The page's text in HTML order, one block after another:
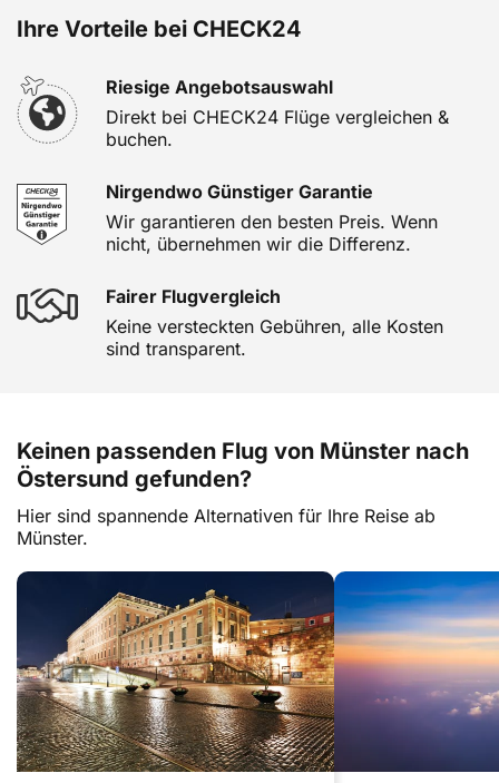
Ihre Vorteile bei CHECK24
Riesige Angebotsauswahl
Direkt bei CHECK24 Flüge vergleichen &
buchen.
Nirgendwo Günstiger Garantie
Wir garantieren den besten Preis. Wenn
nicht, übernehmen wir die Differenz.
Fairer Flugvergleich
Keine versteckten Gebühren, alle Kosten
sind transparent.
Keinen passenden Flug von Münster nach
Östersund gefunden?
Hier sind spannende Alternativen für Ihre Reise ab
Münster.